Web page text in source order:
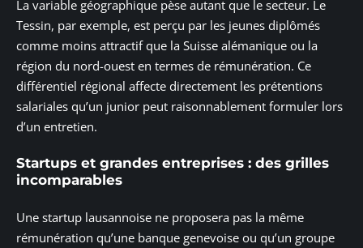
La variable géographique pèse autant que le secteur. Le
Tessin, par exemple, est perçu par les jeunes diplômés
comme moins attractif que la Suisse alémanique ou la
région du nord-ouest en termes de rémunération. Ce
différentiel régional affecte directement les prétentions
salariales qu’un junior peut raisonnablement formuler lors
d’un entretien.
Startups et grandes entreprises : des grilles
incomparables
Une startup lausannoise ne proposera pas la même
rémunération qu’une banque genevoise ou qu’un groupe